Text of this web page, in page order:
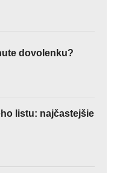
dovolenku?
listu: najčastejšie